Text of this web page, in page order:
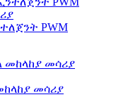
PWM
መሳሪያ